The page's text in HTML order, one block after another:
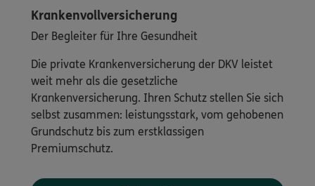
Krankenvollversicherung
Der Begleiter für Ihre Gesundheit
Die private Krankenversicherung der DKV leistet
weit mehr als die gesetzliche
Krankenversicherung. Ihren Schutz stellen Sie sich
selbst zusammen: leistungsstark, vom gehobenen
Grundschutz bis zum erstklassigen
Premiumschutz.